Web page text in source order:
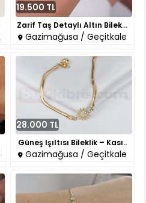
19.500 TL
Zarif Taş Detaylı Altın Bilekl..
Gazimağusa / Geçitkale
28.000 TL
Güneş Işıltısı Bileklik – Kası..
Gazimağusa / Geçitkale